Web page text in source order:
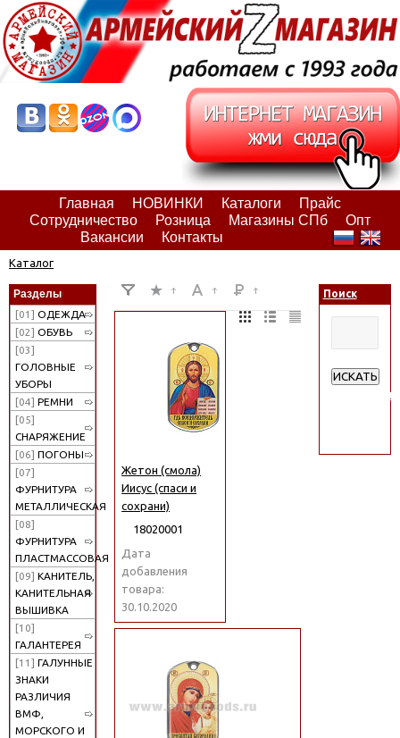
Главная НОВИНКИ Каталоги
Прайс
Сотрудничество
Розница Магазины СПб
Опт
Вакансии
Контакты
Каталог
Разделы
[01] ОДЕЖДА
[02] ОБУВЬ
[03]
ГОЛОВНЫЕ
УБОРЫ
[04] РЕМНИ
[05]
СНАРЯЖЕНИЕ
[06] ПОГОНЫ
[07]
ФУРНИТУРА
МЕТАЛЛИЧЕСКАЯ
[08]
ФУРНИТУРА
ПЛАСТМАССОВАЯ
[09] КАНИТЕЛЬ,
КАНИТЕЛЬНАЯ
ВЫШИВКА
[10]
ГАЛАНТЕРЕЯ
[11] ГАЛУННЫЕ
ЗНАКИ
РАЗЛИЧИЯ
ВМФ,
МОРСКОГО И
Жетон (смола)
Иисус (спаси и
сохрани)
18020001
Дата
добавления
товара:
30.10.2020
Поиск
ИСКАТЬ